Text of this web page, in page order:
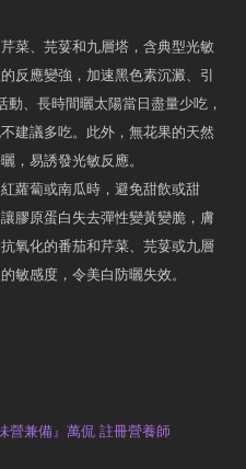
菜、芫荽和九層塔，含典型光敏
反應變強，加速黑色素沉澱、引
、長時間曬太陽當日盡量少吃，
建議多吃。此外，無花果的天然
，易誘發光敏反應。
蘿蔔或南瓜時，避免甜飲或甜
膠原蛋白失去彈性變黃變脆，膚
氧化的番茄和芹菜、芫荽或九層
敏感度，令美白防曬失效。
營兼備』萬侃 註冊營養師